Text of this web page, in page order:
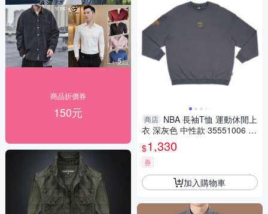
商品折價券
150元 商店 NBA 長袖T恤 運動休閒上
衣 深灰色 中性款 35551006 10
noB55
$1,330
券
加入購物車